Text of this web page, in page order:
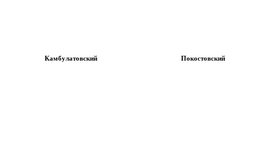
Камбулатовский Покостовский